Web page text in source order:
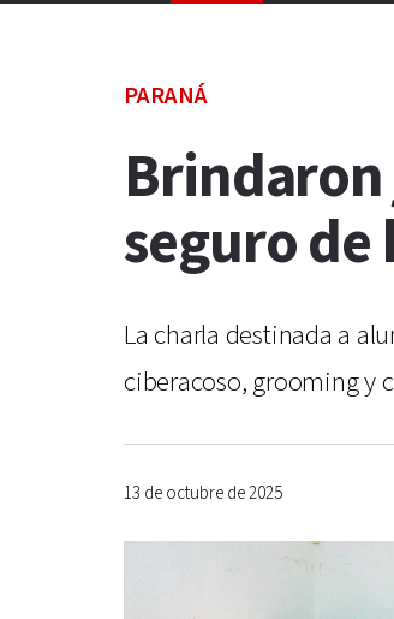
PARANÁ
seguro
La charla destinada a
ciberacoso, grooming y
13 de octubre de 2025